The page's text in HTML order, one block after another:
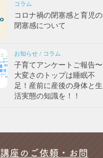
コラム
コロナ禍の閉塞感と育児の
閉塞感について
お知らせ / コラム
子育てアンケートご報告〜
大変さのトップは睡眠不
足！産前に産後の身体と生
活実態の知識を！！
講座のご依頼・お問